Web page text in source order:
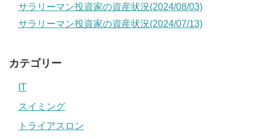
サラリーマン投資家の資産状況(2024/08/03)
サラリーマン投資家の資産状況(2024/07/13)
カテゴリー
IT
スイミング
トライアスロン